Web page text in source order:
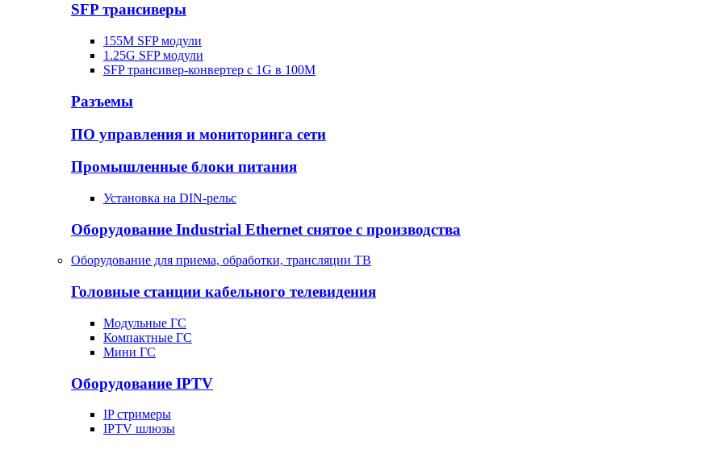
SFP трансиверы
155M SFP модули
1.25G SFP модули
SFP трансивер-конвертер с 1G в 100М
Разъемы
ПО управления и мониторинга сети
Промышленные блоки питания
Установка на DIN-рельс
Оборудование Industrial Ethernet снятое с производства
Оборудование для приема, обработки, трансляции ТВ
Головные станции кабельного телевидения
Модульные ГС
Компактные ГС
Мини ГС
Оборудование IPTV
IP стримеры
IPTV шлюзы